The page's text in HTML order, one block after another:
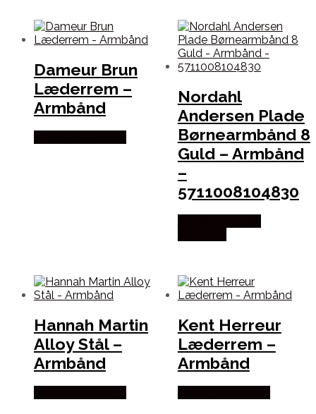
Dameur Brun
Læderrem –
Armbånd
Nordahl
Andersen Plade
Børnearmbånd 8
Guld – Armbånd
–
5711008104830
Hannah Martin
Alloy Stål –
Armbånd
Kent Herreur
Læderrem –
Armbånd